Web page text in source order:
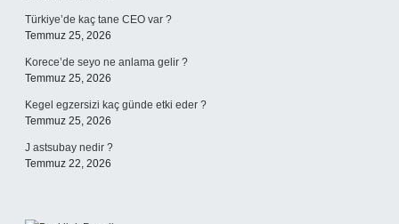
Türkiye’de kaç tane CEO var ?
Temmuz 25, 2026
Korece’de seyo ne anlama gelir ?
Temmuz 25, 2026
Kegel egzersizi kaç günde etki eder ?
Temmuz 25, 2026
J astsubay nedir ?
Temmuz 22, 2026